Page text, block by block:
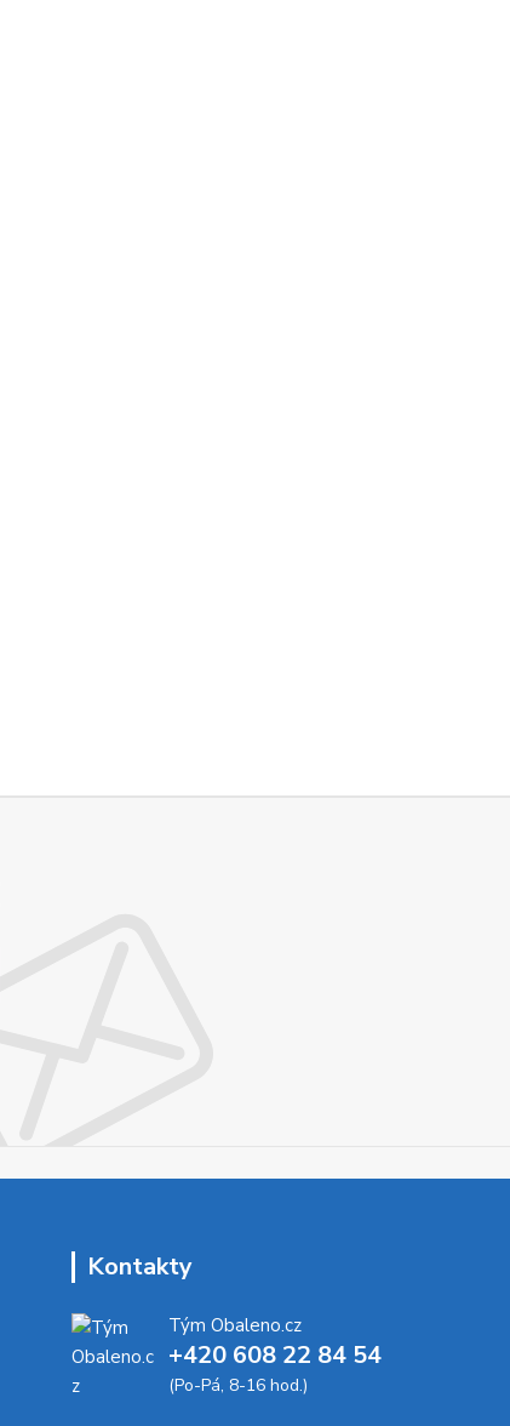
Kontakty
Tým Obaleno.cz
+420 608 22 84 54
(Po-Pá, 8-16 hod.)